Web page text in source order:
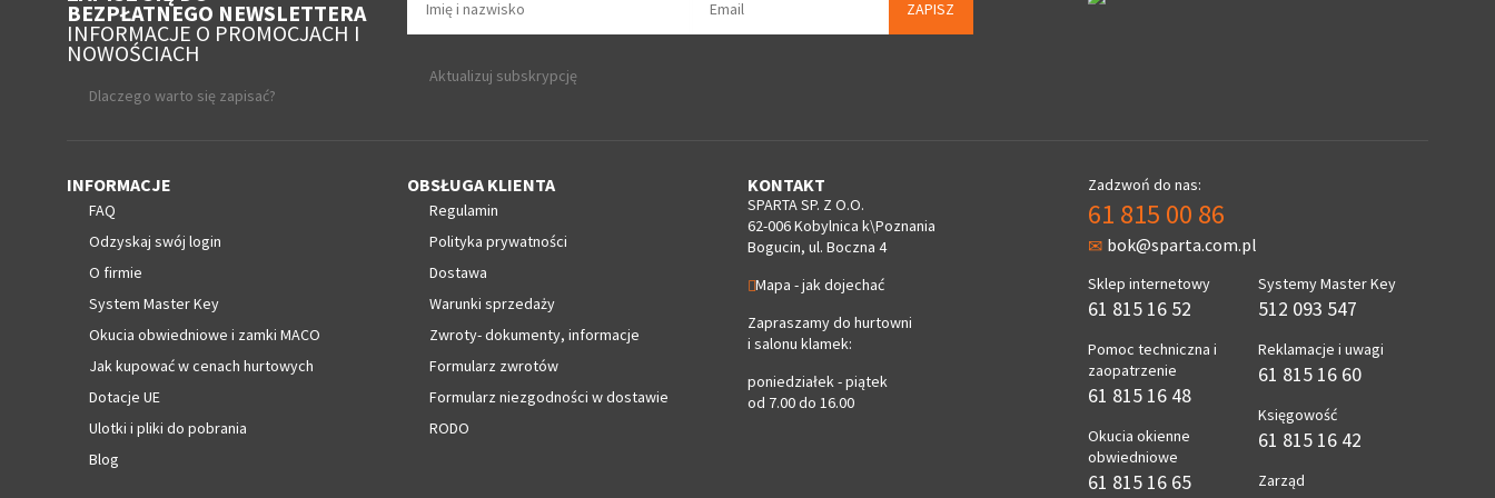
BEZPŁATNEGO NEWSLETTERA
INFORMACJE O PROMOCJACH I
NOWOŚCIACH
Dlaczego warto się zapisać?
ZAPISZ
Aktualizuj subskrypcję
INFORMACJE
FAQ
Odzyskaj swój login
O firmie
System Master Key
Okucia obwiedniowe i zamki MACO
Jak kupować w cenach hurtowych
Dotacje UE
Ulotki i pliki do pobrania
Blog
OBSŁUGA KLIENTA
Regulamin
Polityka prywatności
Dostawa
Warunki sprzedaży
Zwroty- dokumenty, informacje
Formularz zwrotów
Formularz niezgodności w dostawie
RODO
KONTAKT
SPARTA SP. Z O.O.
62-006 Kobylnica k\Poznania
Bogucin, ul. Boczna 4
Mapa - jak dojechać
Zapraszamy do hurtowni
i salonu klamek:
poniedziałek - piątek
od 7.00 do 16.00
Zadzwoń do nas:
61 815 00 86
bok@sparta.com.pl
Sklep internetowy
61 815 16 52
Pomoc techniczna i
zaopatrzenie
61 815 16 48
Okucia okienne
obwiedniowe
61 815 16 65
Systemy Master Key
512 093 547
Reklamacje i uwagi
61 815 16 60
Księgowość
61 815 16 42
Zarząd